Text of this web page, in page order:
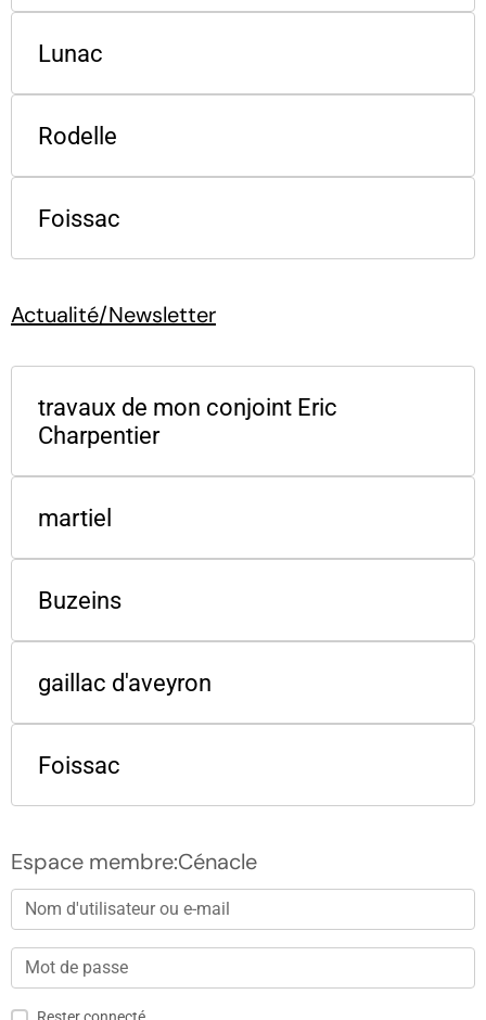
Lunac
Rodelle
Foissac
Actualité/Newsletter
travaux de mon conjoint Eric
Charpentier
martiel
Buzeins
gaillac d'aveyron
Foissac
Espace membre:Cénacle
Rester connecté